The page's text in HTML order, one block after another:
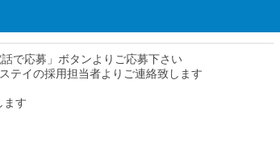
で応募」ボタンよりご応募下さい
テイの採用担当者よりご連絡致します
ます